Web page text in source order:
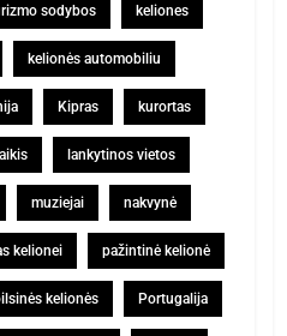
sodybos keliones
kelionės automobiliu
Kipras kurortas
lankytinos vietos
muziejai nakvynė
kelionei pažintinė kelionė
kelionės Portugalija